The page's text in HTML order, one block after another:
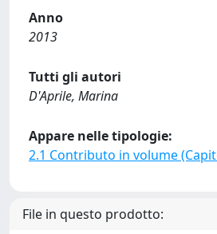
Anno
2013
Tutti gli autori
D'Aprile, Marina
Appare nelle tipologie:
2.1 Contributo in volume
File in questo prodotto: